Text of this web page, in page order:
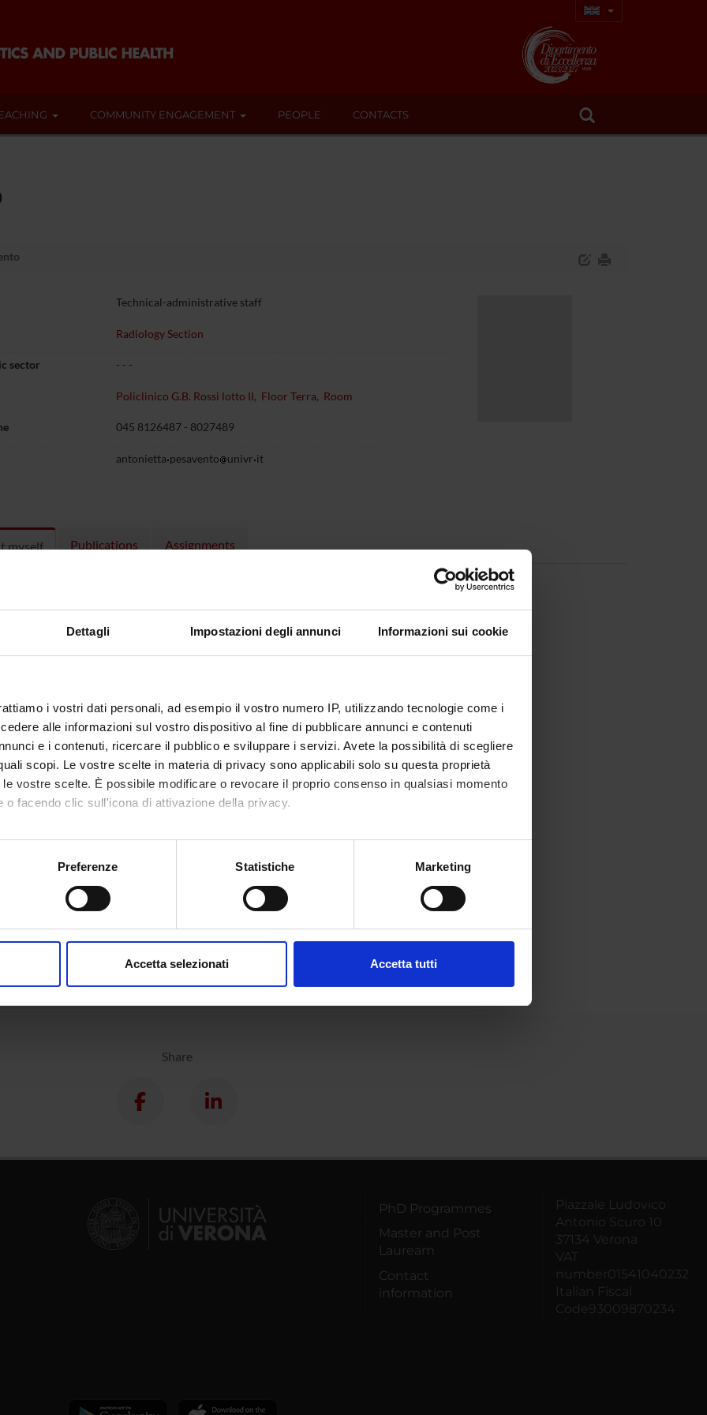
Dettagli Impostazioni degli annunci Informazioni sui cookie
i vostri dati personali, ad esempio il vostro numero IP, utilizzando tecnologie come i
alle informazioni sul vostro dispositivo al fine di pubblicare annunci e contenuti
e i contenuti, ricercare il pubblico e sviluppare i servizi. Avete la possibilità di scegliere
scopi. Le vostre scelte in materia di privacy sono applicabili solo su questa proprietà
vostre scelte. È possibile modificare o revocare il proprio consenso in qualsiasi momento
o facendo clic sull'icona di attivazione della privacy.
anche:
sulla tua posizione geografica, con un'approssimazione di qualche metro,
in qualsiasi momento dalla Dichiarazione sui cookie.
Preferenze Statistiche Marketing
Accetta selezionati Accetta tutti
COMMUNITY ENGAGEMENT PEOPLE CONTACTS
Technical-administrative staff
Radiology Section
sector - - -
Policlinico G.B. Rossi lotto II, Floor Terra, Room
045 8126487 - 8027489
antonietta pesavento univr it
myself Publications Assignments
Share
PhD Programmes
Master and Post
Lauream
Contact
information
Piazzale Ludovico
Antonio Scuro 10
37134 Verona
VAT
number01541040232
Italian Fiscal
Code93009870234